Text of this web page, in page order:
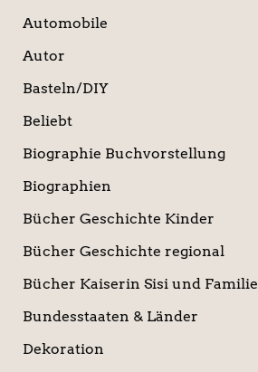
Automobile
Autor
Basteln/DIY
Beliebt
Biographie Buchvorstellung
Biographien
Bücher Geschichte Kinder
Bücher Geschichte regional
Bücher Kaiserin Sisi und Familie
Bundesstaaten & Länder
Dekoration